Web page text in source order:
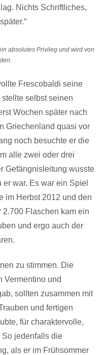
Nichts Schriftliches,
absolutes Privileg und wird von
Frescobaldi seine
selbst seinen
Wochen später nach
Griechenland quasi vor
noch besuchte er die
alle zwei oder drei
Gefängnisleitung wusste
war. Es war ein Spiel
im Herbst 2012 und den
2.700 Flaschen kam ein
und ergo auch der
zu stimmen. Die
Vermentino und
sollten zusammen mit
und fertigen
für charaktervolle,
jedenfalls die
als er im Frühsommer